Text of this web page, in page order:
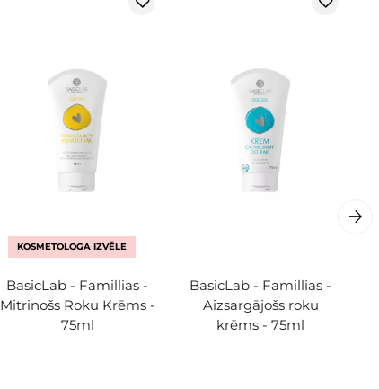
KOSMETOLOGA IZVĒLE
BasicLab - Famillias -
Mitrinošs Roku Krēms -
75ml
BasicLab - Famillias -
Aizsargājošs roku
krēms - 75ml